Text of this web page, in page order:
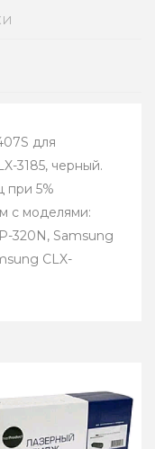
для
3185, черный.
при 5%
с моделями:
320N, Samsung
CLX-